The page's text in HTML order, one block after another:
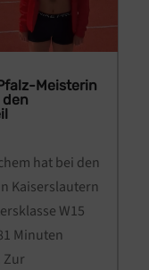
Meisterin
hat bei den
Kaiserslautern
W15
Minuten
Zur